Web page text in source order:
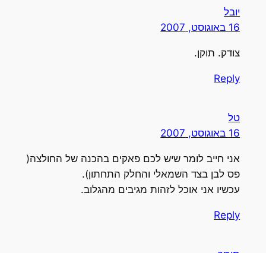
יובל
16 באוגוסט, 2007
צודק. תוקן.
Reply
טל
16 באוגוסט, 2007
אני חייב לומר שיש לכם פאקים בהכנה של החולצה(
פס לבן בצד השמאלי והחלק התחתון).
עכשיו אני אוכל לזהות מגיבים מהגלוב.
Reply